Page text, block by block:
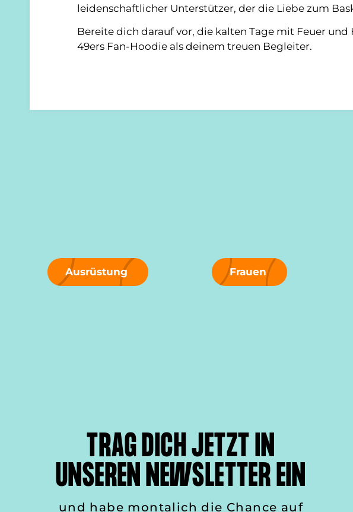
leidenschaftlicher Unterstützer, der die Liebe zum
Bereite dich darauf vor, die kalten Tage mit Feuer
49ers Fan-Hoodie als deinem treuen Begleiter.
Ausrüstung Frauen
TRAG DICH JETZT IN
UNSEREN NEWSLETTER EIN
und habe montalich die Chance auf